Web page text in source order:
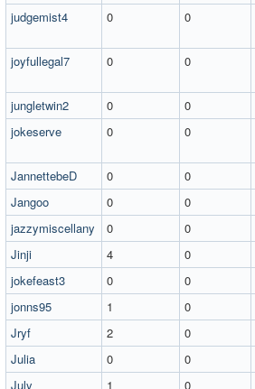
judgemist4
0 0
joyfullegal7
0 0
jungletwin2
0 0
jokeserve
0 0
JannettebeD
0 0
Jangoo
0 0
jazzymiscellany
0 0
Jinji
4
0
jokefeast3
0
0
jonns95
1
0
Jryf
2
0
Julia
0
0
July
1 0